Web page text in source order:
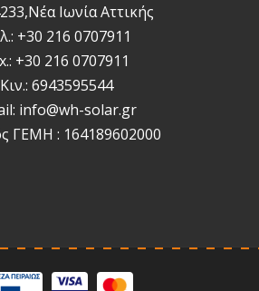
Ιωνία Αττικής
+30 216 0707911
+30 216 0707911
Κιν.: 6943595544
info@wh-solar.gr
ΓΕΜΗ : 164189602000